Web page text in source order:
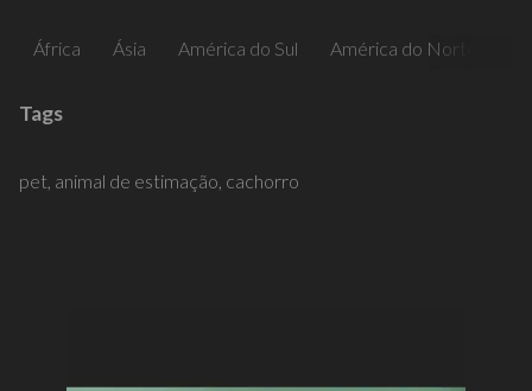
África Ásia América do Sul América do Norte
Tags
pet, animal de estimação, cachorro